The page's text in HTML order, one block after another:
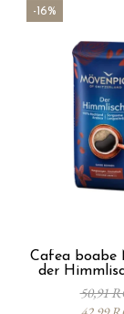
-16%
Cafea boabe
50,91